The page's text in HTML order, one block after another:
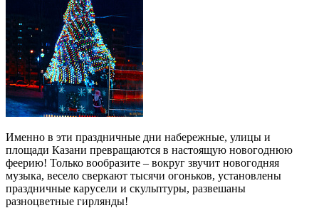
Именно в эти праздничные дни набережные, улицы и
площади Казани превращаются в настоящую новогоднюю
феерию! Только вообразите – вокруг звучит новогодняя
музыка, весело сверкают тысячи огоньков, установлены
праздничные карусели и скульптуры, развешаны
разноцветные гирлянды!